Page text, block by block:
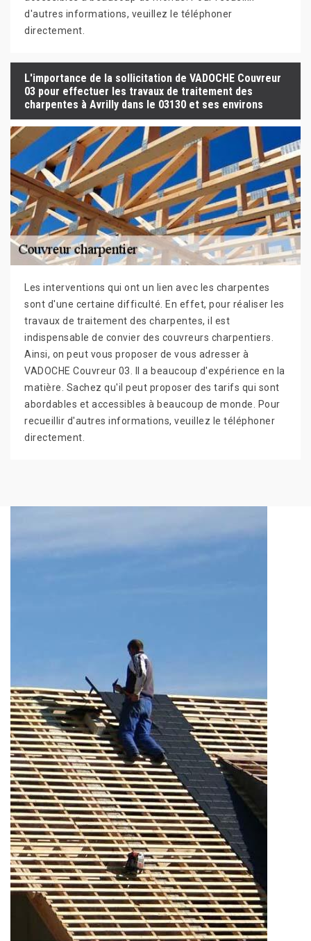
d'autres informations, veuillez le téléphoner
directement.
L'importance de la sollicitation de VADOCHE Couvreur
03 pour effectuer les travaux de traitement des
charpentes à Avrilly dans le 03130 et ses environs
Les interventions qui ont un lien avec les charpentes
sont d'une certaine difficulté. En effet, pour réaliser les
travaux de traitement des charpentes, il est
indispensable de convier des couvreurs charpentiers.
Ainsi, on peut vous proposer de vous adresser à
VADOCHE Couvreur 03. Il a beaucoup d'expérience en la
matière. Sachez qu'il peut proposer des tarifs qui sont
abordables et accessibles à beaucoup de monde. Pour
recueillir d'autres informations, veuillez le téléphoner
directement.